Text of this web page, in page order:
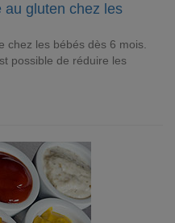
au gluten chez les
chez les bébés dès 6 mois.
possible de réduire les